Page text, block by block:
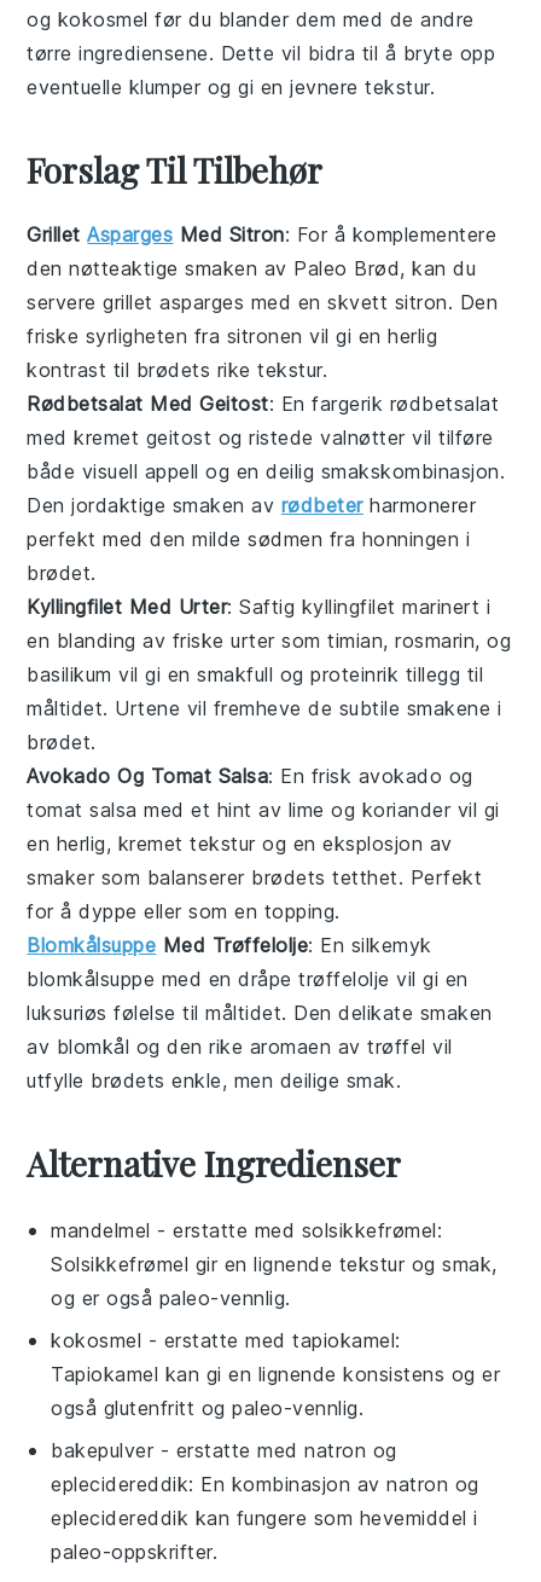
og kokosmel før du blander dem med de andre
tørre ingrediensene. Dette vil bidra til å bryte opp
eventuelle klumper og gi en jevnere tekstur.
Forslag Til Tilbehør
GrilletAsparges Med Sitron: For å komplementere
den nøtteaktige smaken av Paleo Brød, kan du
serveregrillet asparges med en skvett sitron. Den
friske syrligheten fra sitronen vil gi en herlig
kontrast til brødets rike tekstur.
Rødbetsalat Med Geitost: En fargerik rødbetsalat
med kremet geitost og ristedevalnøtter vil tilføre
både visuell appell og en deilig smakskombinasjon.
Den jordaktige smaken av rødbeterharmonerer
perfekt med den milde sødmen fra honningen i
brødet.
Kyllingfilet Med Urter: Saftig kyllingfilet marinert i
en blanding av friskeurter somtimian,rosmarin, og
basilikum vil gi en smakfull og proteinrik tillegg til
måltidet. Urtene vil fremheve de subtile smakene i
brødet.
Avokado Og Tomat Salsa: En frisk avokado og
tomat salsa med et hint av lime og koriander vil gi
en herlig, kremet tekstur og en eksplosjon av
smaker som balanserer brødets tetthet. Perfekt
for å dyppe eller som en topping.
Blomkålsuppe Med Trøffelolje: En silkemyk
blomkålsuppe med en dråpetrøffelolje vil gi en
luksuriøs følelse til måltidet. Den delikate smaken
av blomkål og den rike aromaen av trøffel vil
utfylle brødets enkle, men deilige smak.
Alternative Ingredienser
mandelmel - erstatte med solsikkefrømel:
Solsikkefrømel gir en lignende tekstur og smak,
og er også paleo-vennlig.
kokosmel - erstatte medtapiokamel:
Tapiokamel kan gi en lignende konsistens og er
også glutenfritt og paleo-vennlig.
bakepulver - erstatte mednatron og
eplecidereddik: En kombinasjon av natron og
eplecidereddik kan fungere som hevemiddel i
paleo-oppskrifter.